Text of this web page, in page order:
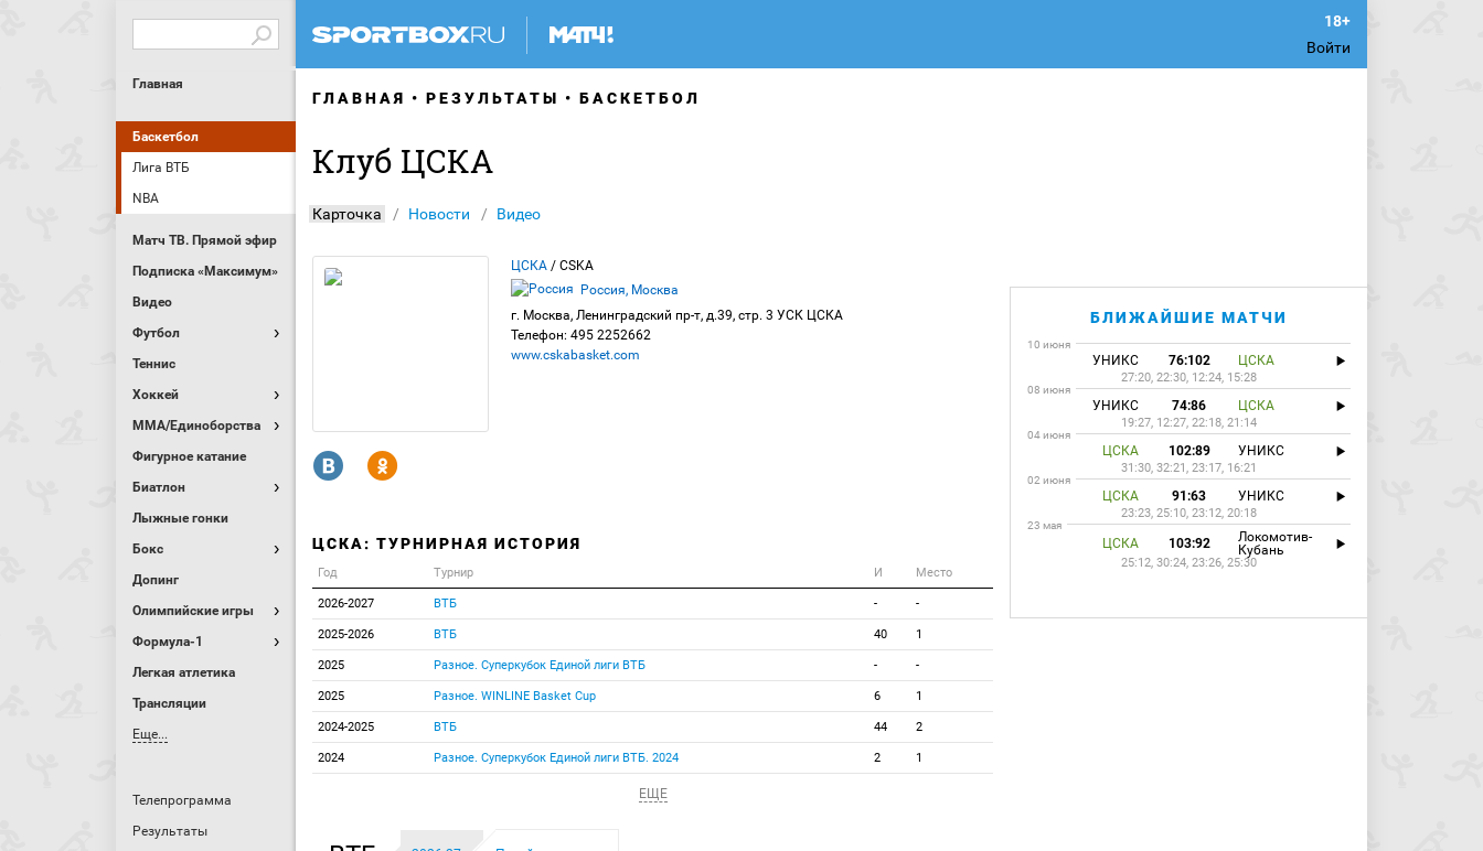
Войти
Главная
Баскетбол
Лига ВТБ
NBA
Матч ТВ. Прямой эфир
Подписка «Максимум»
Видео
Футбол
Теннис
Хоккей
MMA/Единоборства
Фигурное катание
Биатлон
Лыжные гонки
Бокс
Допинг
Олимпийские игры
Формула-1
Легкая атлетика
Трансляции
Еще...
Телепрограмма
Результаты
ГЛАВНАЯ РЕЗУЛЬТАТЫ БАСКЕТБОЛ
Клуб ЦСКА
Карточка Новости Видео
ЦСКА / CSKA
Россия, Москва
г. Москва, Ленинградский пр-т, д.39, стр. 3 УСК ЦСКА
Телефон: 495 2252662
www.cskabasket.com
R Y
ЦСКА: ТУРНИРНАЯ ИСТОРИЯ
Год Турнир И Место
2026-2027 ВТБ - -
2025-2026 ВТБ 40 1
2025 Разное. Суперкубок Единой лиги ВТБ - -
2025 Разное. WINLINE Basket Cup 6 1
2024-2025 ВТБ 44 2
2024 Разное. Суперкубок Единой лиги ВТБ. 2024 2 1
ЕЩЕ
БЛИЖАЙШИЕ МАТЧИ
10 июня
УНИКС 76:102 ЦСКА
27:20, 22:30, 12:24, 15:28
08 июня
УНИКС 74:86 ЦСКА
19:27, 12:27, 22:18, 21:14
04 июня
ЦСКА 102:89 УНИКС
31:30, 32:21, 23:17, 16:21
02 июня
ЦСКА 91:63 УНИКС
23:23, 25:10, 23:12, 20:18
23 мая
ЦСКА 103:92
Локомотив-
Кубань
25:12, 30:24, 23:26, 25:30